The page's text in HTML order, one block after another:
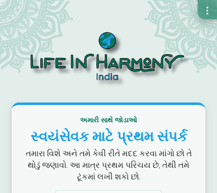
અમારી સાથે જોડાઓ
સ્વયંસેવક માટે પ્રથમ સંપર્ક
તમારા વિશે અને તમે કેવી રીતે મદદ કરવા માંગો છો તે
થોડું જણાવો. આ માત્ર પ્રથમ પરિચય છે, તેથી તમે
ટૂંકમાં લખી શકો છો.